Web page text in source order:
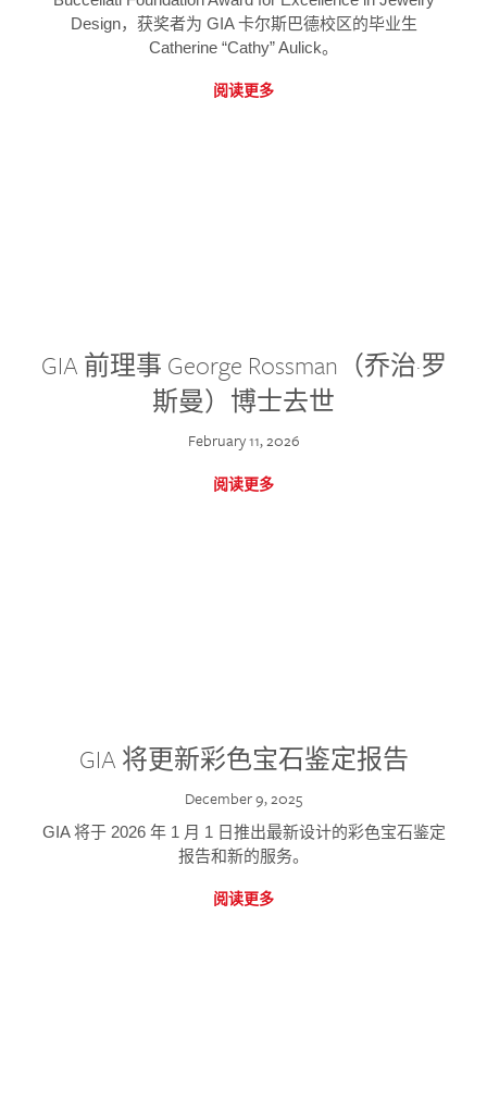
Design，获奖者为 GIA 卡尔斯巴德校区的毕业生
Catherine “Cathy” Aulick。
阅读更多
GIA 前理事 George Rossman（乔治·罗
斯曼）博士去世
February 11, 2026
阅读更多
GIA 将更新彩色宝石鉴定报告
December 9, 2025
GIA 将于 2026 年 1 月 1 日推出最新设计的彩色宝石鉴定
报告和新的服务。
阅读更多